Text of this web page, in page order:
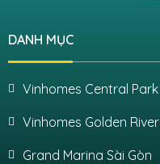
DANH MỤC
Vinhomes Central Park
Vinhomes Golden River
Grand Marina Sài Gòn